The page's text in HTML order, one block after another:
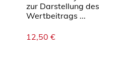
zur Darstellung des
Wertbeitrags ...
12,50 €